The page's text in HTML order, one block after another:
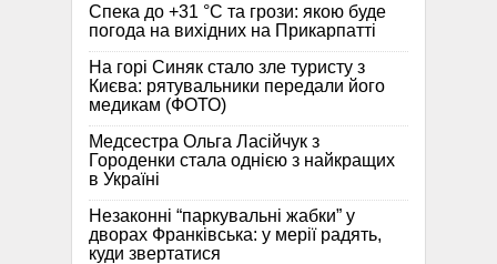
Спека до +31 °C та грози: якою буде
погода на вихідних на Прикарпатті
На горі Синяк стало зле туристу з
Києва: рятувальники передали його
медикам (ФОТО)
Медсестра Ольга Ласійчук з
Городенки стала однією з найкращих
в Україні
Незаконні “паркувальні жабки” у
дворах Франківська: у мерії радять,
куди звертатися